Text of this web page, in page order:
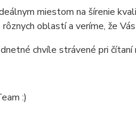
miestom na šírenie
oblastí a veríme, že
chvíle strávené pri čítaní
:)